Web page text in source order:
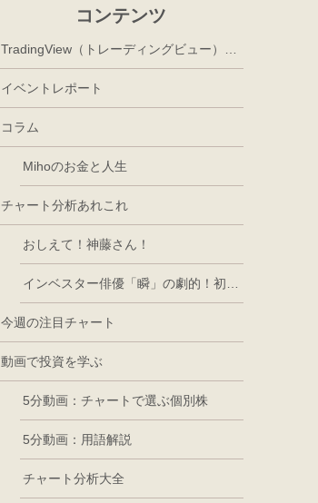
コンテンツ
イベントレポート
コラム
Mihoのお金と人生
チャート分析あれこれ
おしえて！神藤さん！
今週の注目チャート
動画で投資を学ぶ
5分動画：チャートで選ぶ個別株
5分動画：用語解説
チャート分析大全